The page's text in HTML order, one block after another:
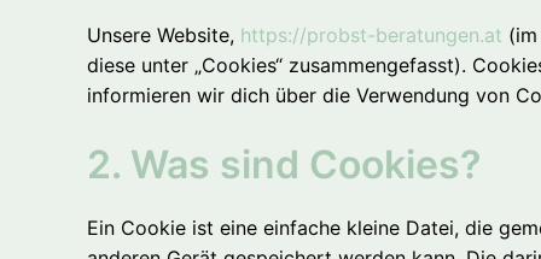
Unsere Website, https://probst-beratungen.at
diese unter „Cookies“ zusammengefasst).
informieren wir dich über die Verwendung von
2. Was sind Cookies?
Ein Cookie ist eine einfache kleine Datei, die